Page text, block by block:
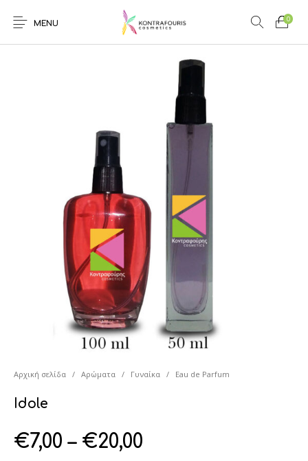
MENU
0
Αρχική σελίδα / Αρώματα / Γυναίκα / Eau de Parfum
Idole
€7,00 – €20,00